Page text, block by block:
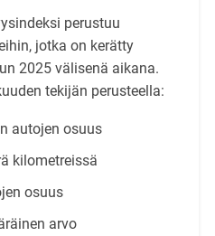
perustuu
jotka on kerätty
2025 välisenä aikana.
tekijän perusteella:
autojen osuus
kilometreissä
osuus
arvo